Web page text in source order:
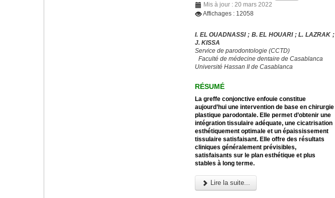
Mis à jour : 20 mars 2022
Affichages : 12058
I. EL OUADNASSI ; B. EL HOUARI ; L. LAZRAK ;
J. KISSA
Service de parodontologie (CCTD)
Faculté de médecine dentaire de Casablanca
Université Hassan II de Casablanca
RÉSUMÉ
La greffe conjonctive enfouie constitue
aujourd’hui une intervention de base en chirurgie
plastique parodontale. Elle permet d’obtenir une
intégration tissulaire adéquate, une cicatrisation
esthétiquement optimale et un épaississement
tissulaire satisfaisant. Elle offre des résultats
cliniques généralement prévisibles,
satisfaisants sur le plan esthétique et plus
stables à long terme.
Lire la suite...